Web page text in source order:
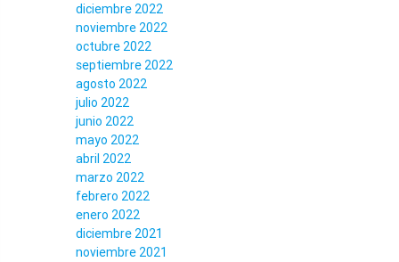
diciembre 2022
noviembre 2022
octubre 2022
septiembre 2022
agosto 2022
julio 2022
junio 2022
mayo 2022
abril 2022
marzo 2022
febrero 2022
enero 2022
diciembre 2021
noviembre 2021